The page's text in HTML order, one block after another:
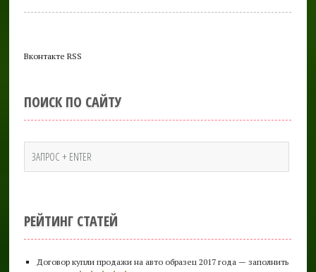
Вконтакте RSS
ПОИСК ПО САЙТУ
РЕЙТИНГ СТАТЕЙ
Договор купли продажи на авто образец 2017 года — заполнить